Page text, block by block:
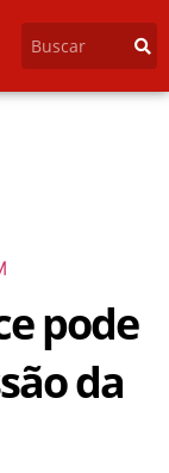
pode
da